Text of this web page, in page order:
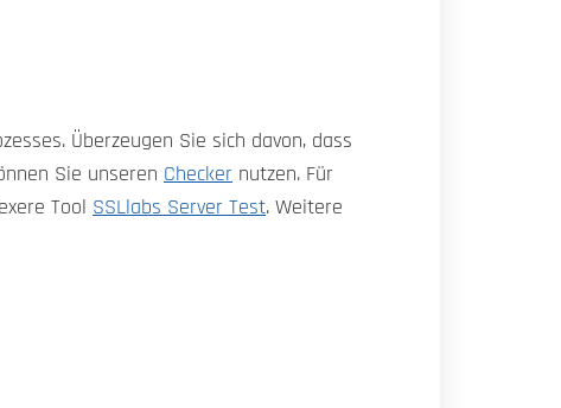
Überzeugen Sie sich davon, dass
Sie unseren Checker nutzen. Für
Tool SSLlabs Server Test. Weitere